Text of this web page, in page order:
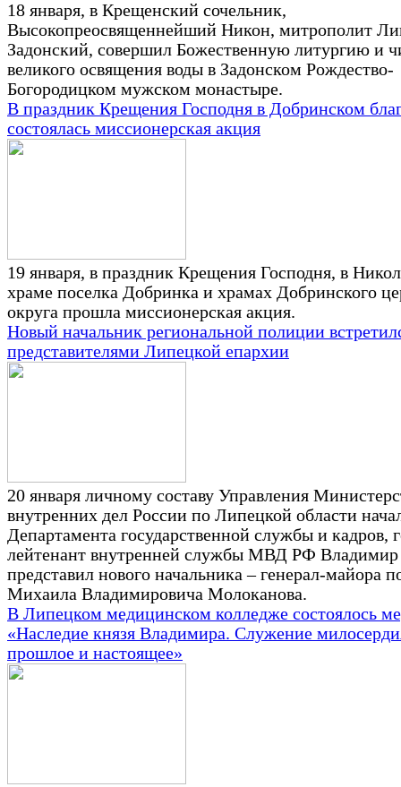
18 января, в Крещенский сочельник,
Высокопреосвященнейший Никон, митрополит
Задонский, совершил Божественную литургию и
великого освящения воды в Задонском Рождество-
Богородицком мужском монастыре.
В праздник Крещения Господня в Добринском
состоялась миссионерская акция
19 января, в праздник Крещения Господня, в
храме поселка Добринка и храмах Добринского
округа прошла миссионерская акция.
Новый начальник региональной полиции
представителями Липецкой епархии
20 января личному составу Управления
внутренних дел России по Липецкой области
Департамента государственной службы и кадров,
лейтенант внутренней службы МВД РФ
представил нового начальника – генерал-майора
Михаила Владимировича Молоканова.
В Липецком медицинском колледже состоялось
«Наследие князя Владимира. Служение
прошлое и настоящее»